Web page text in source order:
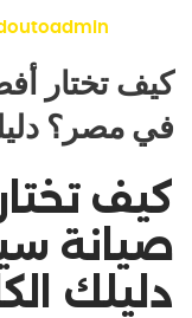
كيف تختار
في مصر؟ دليلك
كيف
صيانة
دليلك